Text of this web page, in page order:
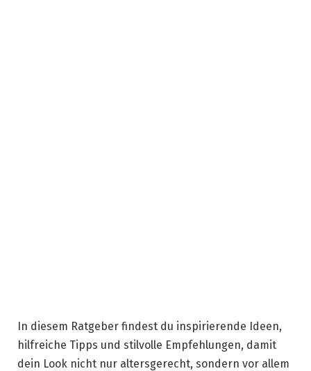
In diesem Ratgeber findest du inspirierende Ideen,
hilfreiche Tipps und stilvolle Empfehlungen, damit
dein Look nicht nur altersgerecht, sondern vor allem